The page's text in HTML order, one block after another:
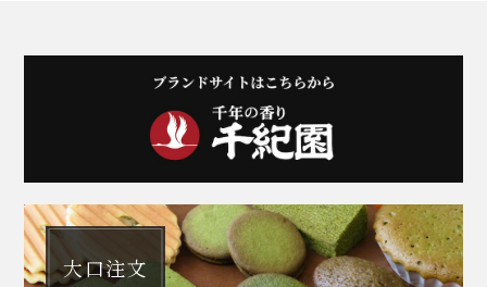
大口注文